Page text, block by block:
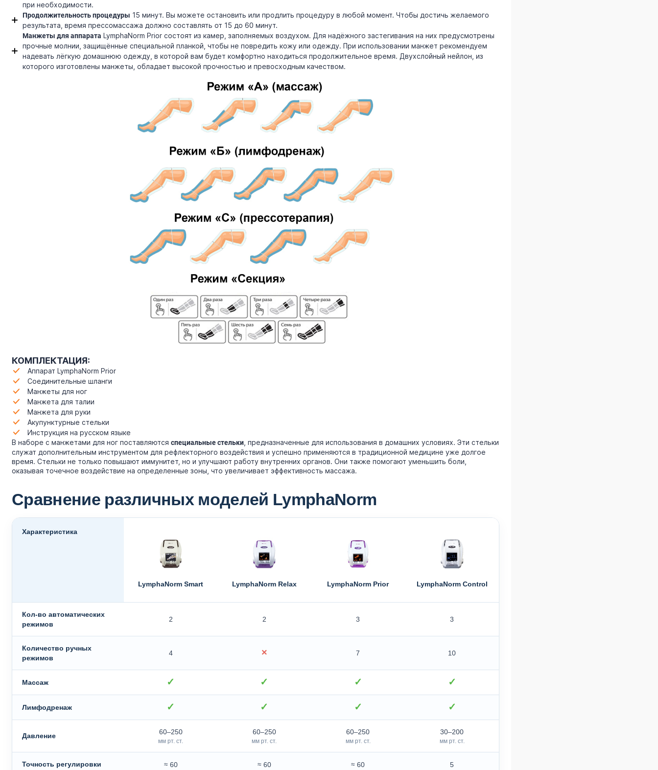
при необходимости.
Продолжительность процедуры 15 минут. Вы можете остановить или продлить процедуру в любой момент. Чтобы достичь желаемого
результата, время прессомассажа должно составлять от 15 до 60 минут.
Манжеты для аппарата LymphaNorm Prior состоят из камер, заполняемых воздухом. Для надёжного застегивания на них предусмотрены
прочные молнии, защищённые специальной планкой, чтобы не повредить кожу или одежду. При использовании манжет рекомендуем
надевать лёгкую домашнюю одежду, в которой вам будет комфортно находиться продолжительное время. Двухслойный нейлон, из
которого изготовлены манжеты, обладает высокой прочностью и превосходным качеством.
КОМПЛЕКТАЦИЯ:
Аппарат LymphaNorm Prior
Соединительные шланги
Манжеты для ног
Манжета для талии
Манжета для руки
Акупунктурные стельки
Инструкция на русском языке
В наборе с манжетами для ног поставляются специальные стельки , предназначенные для использования в домашних условиях. Эти стельки
служат дополнительным инструментом для рефлекторного воздействия и успешно применяются в традиционной медицине уже долгое
время. Стельки не только повышают иммунитет, но и улучшают работу внутренних органов. Они также помогают уменьшить боли,
оказывая точечное воздействие на определенные зоны, что увеличивает эффективность массажа.
Сравнение различных моделей LymphaNorm
Характеристика
LymphaNorm Smart LymphaNorm Relax LymphaNorm Prior LymphaNorm Control
Кол-во автоматических
режимов
2 2 3 3
Количество ручных
режимов
4 × 7 10
Массаж ✓ ✓ ✓ ✓
Лимфодренаж ✓ ✓ ✓ ✓
Давление 60–250
мм рт. ст.
60–250
мм рт. ст.
60–250
мм рт. ст.
30–200
мм рт. ст.
Точность регулировки
≈ 60 ≈ 60 ≈ 60 5